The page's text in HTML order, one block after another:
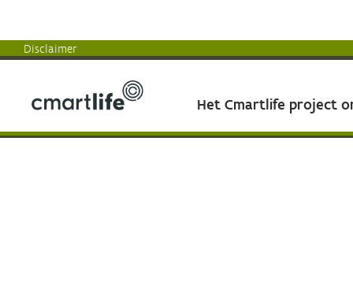
Disclaimer
Het Cmartlife project